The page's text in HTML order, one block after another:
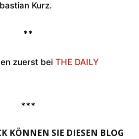
Kurz.
**
zuerst bei THE DAILY
***
KÖNNEN SIE DIESEN BLOG